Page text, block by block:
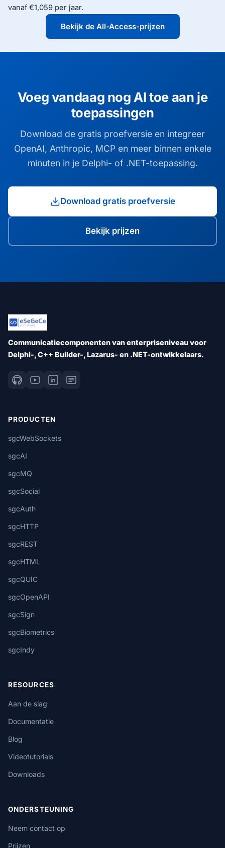
vanaf €1,059 per jaar.
Bekijk de All-Access-prijzen
Voeg vandaag nog AI toe aan je
toepassingen
Download de gratis proefversie en integreer
OpenAI, Anthropic, MCP en meer binnen enkele
minuten in je Delphi- of .NET-toepassing.
Download gratis proefversie
Bekijk prijzen
Communicatiecomponenten van enterpriseniveau voor
Delphi-, C++ Builder-, Lazarus- en .NET-ontwikkelaars.
PRODUCTEN
sgcWebSockets
sgcAI
sgcMQ
sgcSocial
sgcAuth
sgcHTTP
sgcREST
sgcHTML
sgcQUIC
sgcOpenAPI
sgcSign
sgcBiometrics
sgcIndy
RESOURCES
Aan de slag
Documentatie
Blog
Videotutorials
Downloads
ONDERSTEUNING
Neem contact op
Prijzen